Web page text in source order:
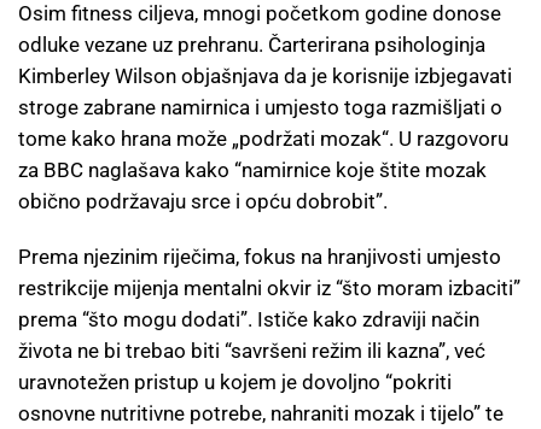
Osim fitness ciljeva, mnogi početkom godine donose
odluke vezane uz prehranu. Čarterirana psihologinja
Kimberley Wilson objašnjava da je korisnije izbjegavati
stroge zabrane namirnica i umjesto toga razmišljati o
tome kako hrana može „podržati mozak“. U razgovoru
za BBC naglašava kako “namirnice koje štite mozak
obično podržavaju srce i opću dobrobit”.
Prema njezinim riječima, fokus na hranjivosti umjesto
restrikcije mijenja mentalni okvir iz “što moram izbaciti”
prema “što mogu dodati”. Ističe kako zdraviji način
života ne bi trebao biti “savršeni režim ili kazna”, već
uravnotežen pristup u kojem je dovoljno “pokriti
osnovne nutritivne potrebe, nahraniti mozak i tijelo” te